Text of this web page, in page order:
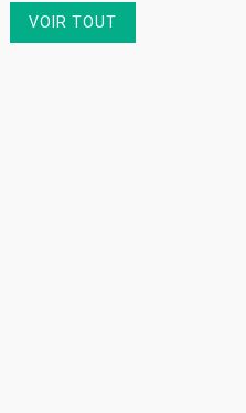
VOIR TOUT